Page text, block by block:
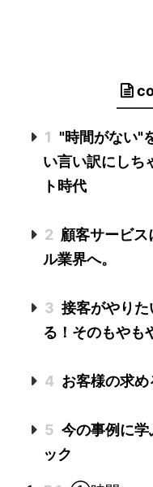
1 "時間がない"
い言い訳にしち
ト時代
2 顧客サービ
ル業界へ。
3 接客がやり
る！そのもやも
4 お客様の求め
5 今の事例に
ック